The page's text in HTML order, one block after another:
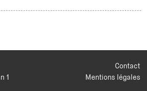
Contact
Mentions légales
1